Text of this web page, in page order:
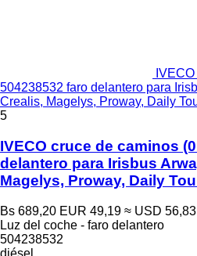
504238532 faro delantero para
Crealis, Magelys, Proway, Daily
5
IVECO cruce de caminos
delantero para Irisbus
Magelys, Proway, Daily
Bs 689,20 EUR 49,19 ≈ USD 56,83
Luz del coche - faro delantero
504238532
diésel